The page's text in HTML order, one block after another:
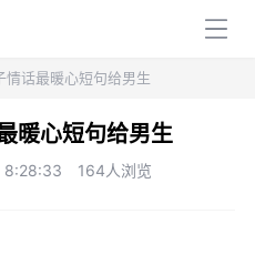
情话最暖心短句给男生
暖心短句给男生
8:28:33 164人浏览